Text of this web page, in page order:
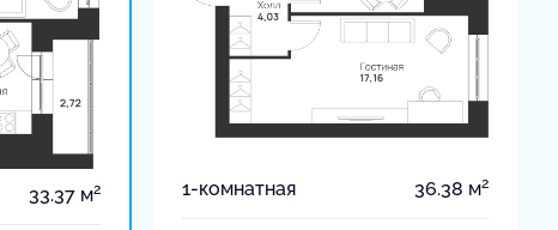
33.37 м2 1-комнатная 36.38 м2